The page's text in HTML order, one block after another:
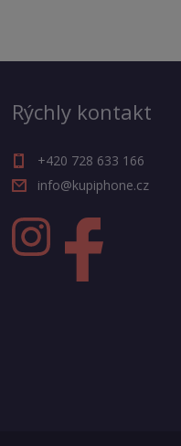
Rýchly kontakt
+420 728 633 166
info@kupiphone.cz